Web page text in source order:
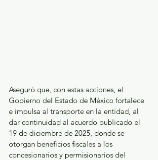
Aseguró que, con estas acciones, el
Gobierno del Estado de México fortalece
e impulsa al transporte en la entidad, al
dar continuidad al acuerdo publicado el
19 de diciembre de 2025, donde se
otorgan beneficios fiscales a los
concesionarios y permisionarios del